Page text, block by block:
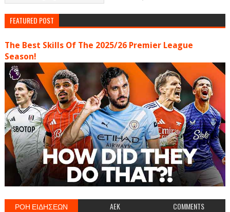
FEATURED POST
The Best Skills Of The 2025/26 Premier League
Season!
ΡΟΗ ΕΙΔΗΣΕΩΝ AEK COMMENTS